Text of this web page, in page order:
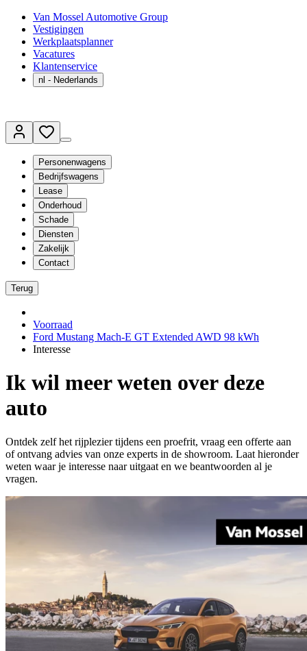
Van Mossel Automotive Group
Vestigingen
Werkplaatsplanner
Vacatures
Klantenservice
nl - Nederlands
Personenwagens
Bedrijfswagens
Lease
Onderhoud
Schade
Diensten
Zakelijk
Contact
Terug
Voorraad
Ford Mustang Mach-E GT Extended AWD 98 kWh
Interesse
Ik wil meer weten over deze
auto
Ontdek zelf het rijplezier tijdens een proefrit, vraag een offerte aan
of ontvang advies van onze experts in de showroom. Laat hieronder
weten waar je interesse naar uitgaat en we beantwoorden al je
vragen.